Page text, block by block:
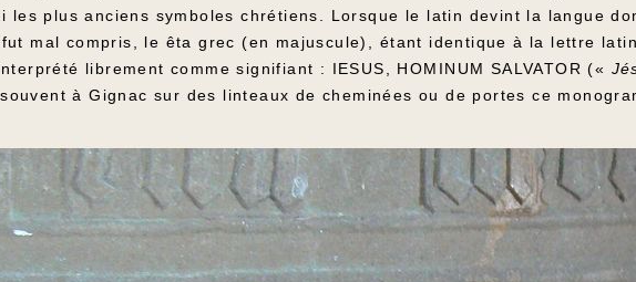
les plus anciens symboles chrétiens. Lorsque le latin devint la langue
mal compris, le êta grec (en majuscule), étant identique à la lettre
librement comme signifiant : IESUS, HOMINUM SALVATOR («
à Gignac sur des linteaux de cheminées ou de portes ce